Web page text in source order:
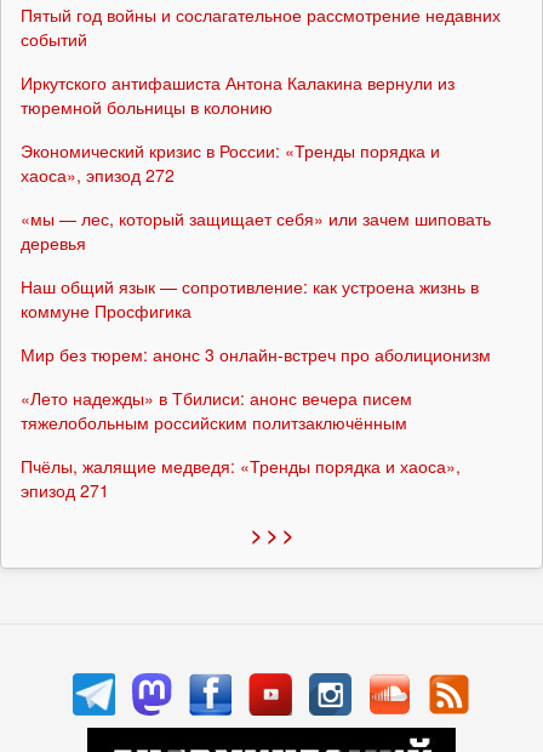
Пятый год войны и сослагательное рассмотрение недавних
событий
Иркутского антифашиста Антона Калакина вернули из
тюремной больницы в колонию
Экономический кризис в России: «Тренды порядка и
хаоса», эпизод 272
«мы — лес, который защищает себя» или зачем шиповать
деревья
Наш общий язык — сопротивление: как устроена жизнь в
коммуне Просфигика
Мир без тюрем: анонс 3 онлайн-встреч про аболиционизм
«Лето надежды» в Тбилиси: анонс вечера писем
тяжелобольным российским политзаключённым
Пчёлы, жалящие медведя: «Тренды порядка и хаоса»,
эпизод 271
> > >